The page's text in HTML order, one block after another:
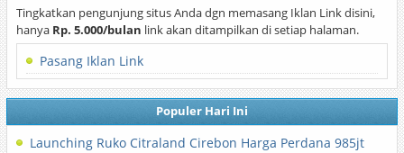
Tingkatkan pengunjung situs Anda dgn memasang Iklan Link disini,
hanya Rp. 5.000/bulan link akan ditampilkan di setiap halaman.
Pasang Iklan Link
Populer Hari Ini
Launching Ruko Citraland Cirebon Harga Perdana 985jt